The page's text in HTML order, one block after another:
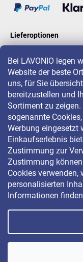
Bei LAVONIO legen
Website der beste
uns, für Sie
bereitzustellen und
Sortiment zu
sogenannte
Werbung eingesetzt
Einkaufserlebnis
Zustimmung zur
Zustimmung
Cookies verwenden,
personalisierten
Informationen
Lieferoptionen
LAVONIO in der Welt
Für Aktionen,
Copyright 2026